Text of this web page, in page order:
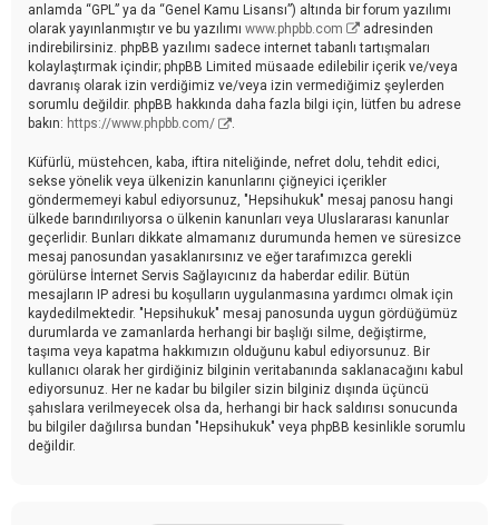
anlamda “GPL” ya da “Genel Kamu Lisansı”) altında bir forum yazılımı
olarak yayınlanmıştır ve bu yazılımı www.phpbb.com
adresinden
indirebilirsiniz. phpBB yazılımı sadece internet tabanlı tartışmaları
kolaylaştırmak içindir; phpBB Limited müsaade edilebilir içerik ve/veya
davranış olarak izin verdiğimiz ve/veya izin vermediğimiz şeylerden
sorumlu değildir. phpBB hakkında daha fazla bilgi için, lütfen bu adrese
bakın: https://www.phpbb.com/ .
Küfürlü, müstehcen, kaba, iftira niteliğinde, nefret dolu, tehdit edici,
sekse yönelik veya ülkenizin kanunlarını çiğneyici içerikler
göndermemeyi kabul ediyorsunuz, "Hepsihukuk" mesaj panosu hangi
ülkede barındırılıyorsa o ülkenin kanunları veya Uluslararası kanunlar
geçerlidir. Bunları dikkate almamanız durumunda hemen ve süresizce
mesaj panosundan yasaklanırsınız ve eğer tarafımızca gerekli
görülürse İnternet Servis Sağlayıcınız da haberdar edilir. Bütün
mesajların IP adresi bu koşulların uygulanmasına yardımcı olmak için
kaydedilmektedir. "Hepsihukuk" mesaj panosunda uygun gördüğümüz
durumlarda ve zamanlarda herhangi bir başlığı silme, değiştirme,
taşıma veya kapatma hakkımızın olduğunu kabul ediyorsunuz. Bir
kullanıcı olarak her girdiğiniz bilginin veritabanında saklanacağını kabul
ediyorsunuz. Her ne kadar bu bilgiler sizin bilginiz dışında üçüncü
şahıslara verilmeyecek olsa da, herhangi bir hack saldırısı sonucunda
bu bilgiler dağılırsa bundan "Hepsihukuk" veya phpBB kesinlikle sorumlu
değildir.